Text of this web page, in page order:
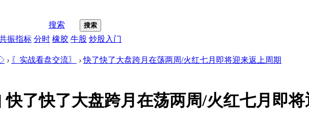
搜索 搜索
振指标 分时 橡胶 牛股 炒股入门
› 〖实战看盘交流〗 › 快了快了大盘跨月在荡两周/火红七月即将迎来返上周期
快了快了大盘跨月在荡两周/火红七月即将